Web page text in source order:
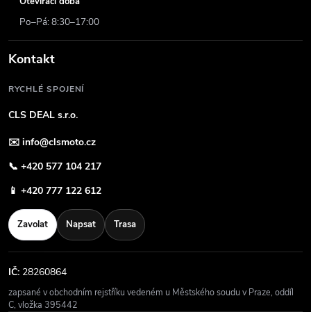
Po–Pá: 8:30–17:00
Kontakt
RYCHLÉ SPOJENÍ
CLS DEAL s.r.o.
✉️ info@clsmoto.cz
📞 +420 577 104 217
📱 +420 777 122 612
Zavolat Napsat Trasa
IČ: 28260864
zapsané v obchodním rejstříku vedeném u Městského soudu v Praze, oddíl
C, vložka 395442